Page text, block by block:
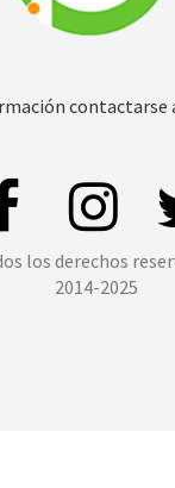
contactarse
los derechos
2014-2025